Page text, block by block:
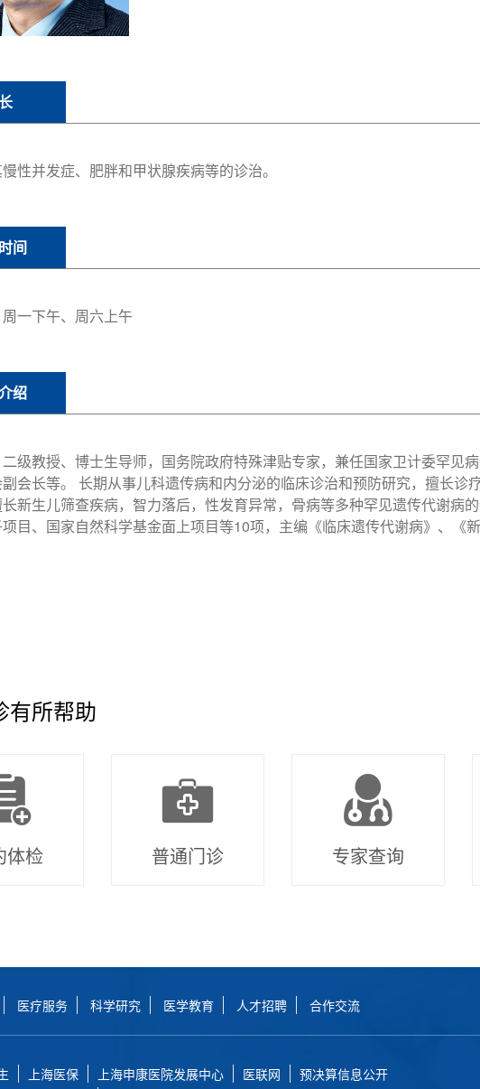
性并发症、肥胖和甲状腺疾病等的诊治。
间
一下午、周六上午
绍
级教授、博士生导师，国务院政府特殊津贴专家，兼任国家卫计委罕见
会长等。 长期从事儿科遗传病和内分泌的临床诊治和预防研究，擅长诊
新生儿筛查疾病，智力落后，性发育异常，骨病等多种罕见遗传代谢病
目、国家自然科学基金面上项目等10项，主编《临床遗传代谢病》、《
有所帮助
体检 普通门诊 专家查询
医疗服务 科学研究 医学教育 人才招聘 合作交流
上海医保 上海申康医院发展中心 医联网
预决算信息公开